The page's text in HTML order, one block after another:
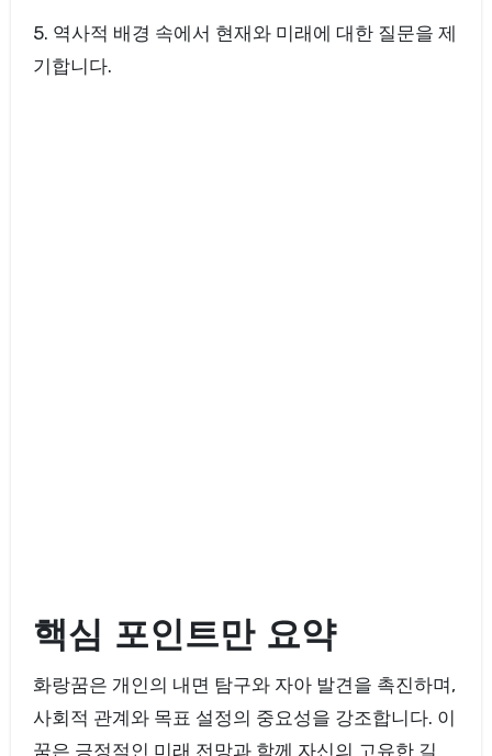
5. 역사적 배경 속에서 현재와 미래에 대한 질문을 제
기합니다.
핵심 포인트만 요약
화랑꿈은 개인의 내면 탐구와 자아 발견을 촉진하며,
사회적 관계와 목표 설정의 중요성을 강조합니다. 이
꿈은 긍정적인 미래 전망과 함께 자신의 고유한 길